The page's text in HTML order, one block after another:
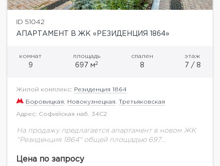
ID 51042
АПАРТАМЕНТ В ЖК «РЕЗИДЕНЦИЯ 1864»
комнат
9
площадь
697 м2
спален
8
этаж
7 / 8
Жилой комплекс: Резиденция 1864
Боровицкая Новокузнецкая Третьяковская
Адрес: Софийская наб. 34С2
На продажу предлагается апартамент в новом ЖК
"Резиденция 1864" общей площадью 697
себя 68 апартаментов. Комфорт и безопасность
Цена по запросу